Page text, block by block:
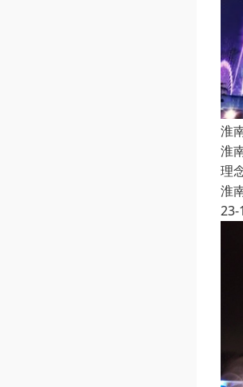
淮
淮
理
淮
23-